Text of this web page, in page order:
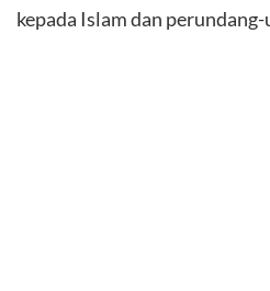
kepada Islam dan